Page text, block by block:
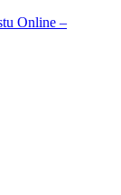
Online –